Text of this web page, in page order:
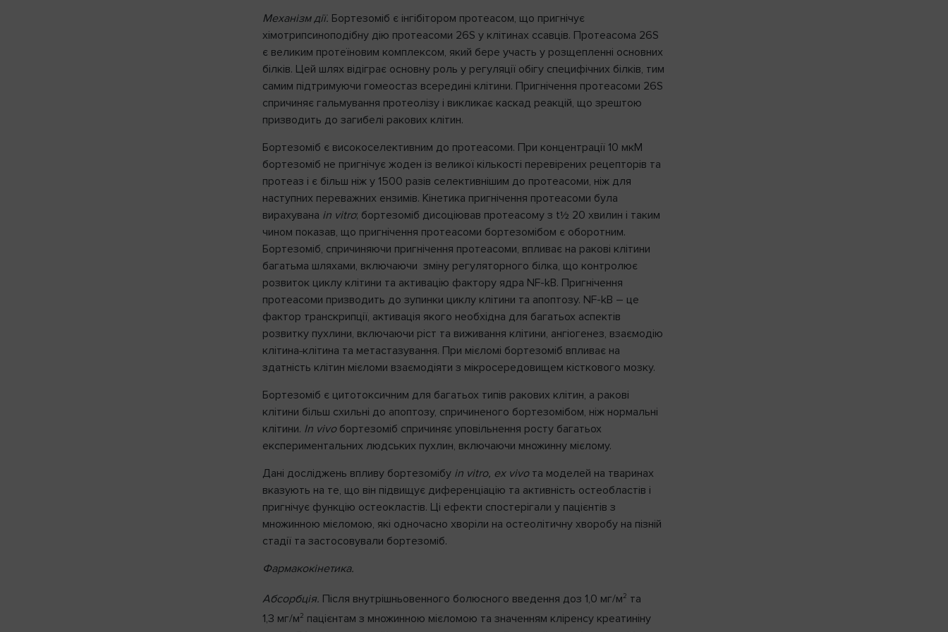
Механізм дії. Бортезоміб є інгібітором протеасом, що пригнічує
хімотрипсиноподібну дію протеасоми 26S у клітинах ссавців. Протеасома 26S
є великим протеїновим комплексом, який бере участь у розщепленні основних
білків. Цей шлях відіграє основну роль у регуляції обігу специфічних білків, тим
самим підтримуючи гомеостаз всередині клітини. Пригнічення протеасоми 26S
спричиняє гальмування протеолізу і викликає каскад реакцій, що зрештою
призводить до загибелі ракових клітин.
Бортезоміб є високоселективним до протеасоми. При концентрації 10 мкМ
бортезоміб не пригнічує жоден із великої кількості перевірених рецепторів та
протеаз і є більш ніж у 1500 разів селективнішим до протеасоми, ніж для
наступних переважних ензимів. Кінетика пригнічення протеасоми була
вирахувана in vitro; бортезоміб дисоціював протеасому з t½ 20 хвилин і таким
чином показав, що пригнічення протеасоми бортезомібом є оборотним.
Бортезоміб, спричиняючи пригнічення протеасоми, впливає на ракові клітини
багатьма шляхами, включаючи зміну регуляторного білка, що контролює
розвиток циклу клітини та активацію фактору ядра NF-kB. Пригнічення
протеасоми призводить до зупинки циклу клітини та апоптозу. NF-kB – це
фактор транскрипції, активація якого необхідна для багатьох аспектів
розвитку пухлини, включаючи ріст та виживання клітини, ангіогенез, взаємодію
клітина˗клітина та метастазування. При мієломі бортезоміб впливає на
здатність клітин мієломи взаємодіяти з мікросередовищем кісткового мозку.
Бортезоміб є цитотоксичним для багатьох типів ракових клітин, а ракові
клітини більш схильні до апоптозу, спричиненого бортезомібом, ніж нормальні
клітини. In vivoбортезоміб спричиняє уповільнення росту багатьох
експериментальних людських пухлин, включаючи множинну мієлому.
Дані досліджень впливу бортезомібу in vitro, ex vivo та моделей на тваринах
вказують на те, що він підвищує диференціацію та активність остеобластів і
пригнічує функцію остеокластів. Ці ефекти спостерігали у пацієнтів з
множинною мієломою, які одночасно хворіли на остеолітичну хворобу на пізній
стадії та застосовували бортезоміб.
Фармакокінетика.
Абсорбція. Після внутрішньовенного болюсного введення доз 1,0 мг/м2 та
1,3 мг/м2 пацієнтам з множинною мієломою та значенням кліренсу креатиніну